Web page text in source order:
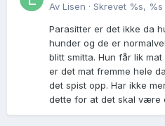
Av Lisen · Skrevet %s, %s
Parasitter er det ikke da
hunder og de er
blitt smitta. Hun får lik
er det mat fremme hele
det spist opp. Har ikke
dette for at det skal være